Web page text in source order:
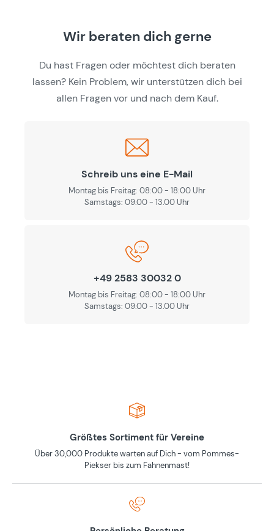
Wir beraten dich gerne
Du hast Fragen oder möchtest dich beraten
lassen? Kein Problem, wir unterstützen dich bei
allen Fragen vor und nach dem Kauf.
Schreib uns eine E-Mail
Montag bis Freitag: 08:00 - 18:00 Uhr
Samstags: 09.00 - 13.00 Uhr
+49 2583 30032 0
Montag bis Freitag: 08:00 - 18:00 Uhr
Samstags: 09.00 - 13.00 Uhr
Größtes Sortiment für Vereine
Über 30,000 Produkte warten auf Dich - vom Pommes-
Piekser bis zum Fahnenmast!